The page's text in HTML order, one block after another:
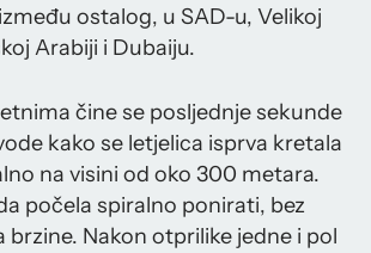
ostalog, u SAD-u, Velikoj
Arabiji i Dubaiju.
čine se posljednje sekunde
kako se letjelica isprva kretala
na visini od oko 300 metara.
počela spiralno ponirati, bez
Nakon otprilike jedne i pol